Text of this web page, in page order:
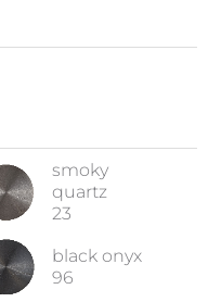
smoky
quartz
23
black onyx
96